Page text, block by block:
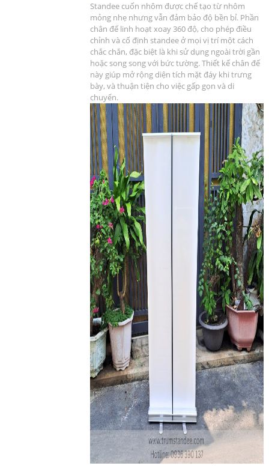
Standee cuốn nhôm được chế tạo từ nhôm
mỏng nhẹ nhưng vẫn đảm bảo độ bền bỉ. Phần
chân đế linh hoạt xoay 360 độ, cho phép điều
chỉnh và cố định standee ở mọi vị trí một cách
chắc chắn, đặc biệt là khi sử dụng ngoài trời gần
hoặc song song với bức tường. Thiết kế chân đế
này giúp mở rộng diện tích mặt đáy khi trưng
bày, và thuận tiện cho việc gấp gọn và di
chuyển.